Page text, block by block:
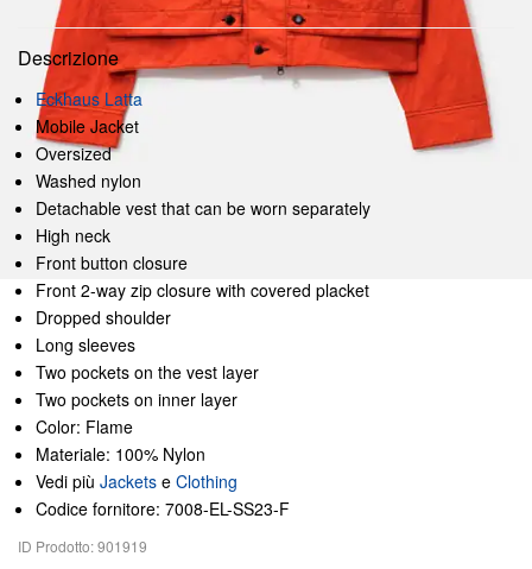
Descrizione
Eckhaus Latta
Mobile Jacket
Oversized
Washed nylon
Detachable vest that can be worn separately
High neck
Front button closure
Front 2-way zip closure with covered placket
Dropped shoulder
Long sleeves
Two pockets on the vest layer
Two pockets on inner layer
Color: Flame
Materiale: 100% Nylon
Vedi più Jackets e Clothing
Codice fornitore: 7008-EL-SS23-F
ID Prodotto: 901919